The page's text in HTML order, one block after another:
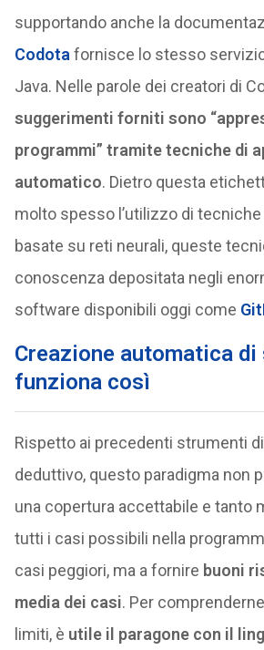
supportando anche la
Codota fornisce lo stesso
Java. Nelle parole dei creatori di
suggerimenti forniti sono
programmi” tramite tecniche di
automatico. Dietro questa
molto spesso l’utilizzo di tecniche
basate su reti neurali, queste
conoscenza depositata negli
software disponibili oggi come
Creazione automatica
funziona così
Rispetto ai precedenti strumenti
deduttivo, questo paradigma non
una copertura accettabile e tanto
tutti i casi possibili nella
casi peggiori, ma a fornire buoni
media dei casi. Per
limiti, è utile il paragone con il